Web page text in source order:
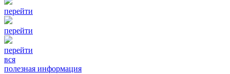
перейти
перейти
перейти
вся
полезная информация